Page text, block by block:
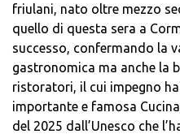
friulani, nato oltre mezzo
quello di questa sera a
successo, confermando la
gastronomica ma anche la
ristoratori, il cui impegno
importante e famosa
del 2025 dall’Unesco che